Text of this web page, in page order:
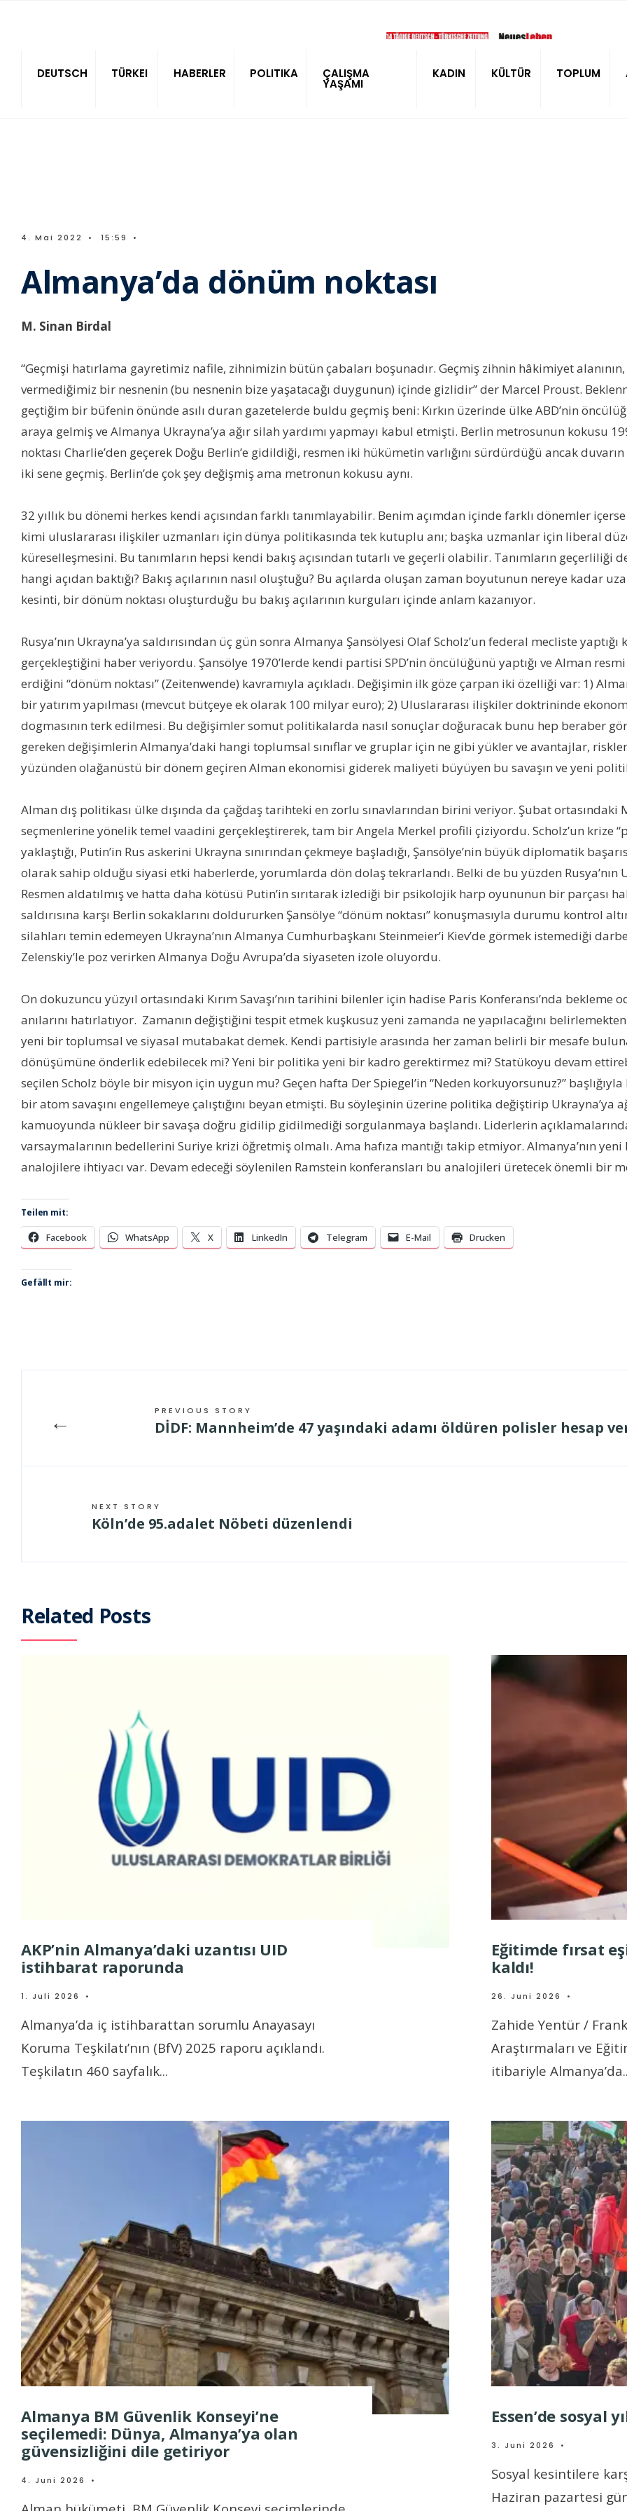
DEUTSCH TÜRKEI HABERLER POLITIKA ÇALIŞMA
YAŞAMI
KADIN KÜLTÜR TOPLUM
4. Mai 2022 • 15:59 •
Almanya’da dönüm noktası
M. Sinan Birdal
“Geçmişi hatırlama gayretimiz nafile, zihnimizin bütün çabaları boşunadır. Geçmiş zihnin hâkimiyet
vermediğimiz bir nesnenin (bu nesnenin bize yaşatacağı duygunun) içinde gizlidir” der Marcel Proust.
geçtiğim bir büfenin önünde asılı duran gazetelerde buldu geçmiş beni: Kırkın üzerinde ülke ABD’nin
araya gelmiş ve Almanya Ukrayna’ya ağır silah yardımı yapmayı kabul etmişti. Berlin metrosunun kokusu
noktası Charlie’den geçerek Doğu Berlin’e gidildiği, resmen iki hükümetin varlığını sürdürdüğü ancak
iki sene geçmiş. Berlin’de çok şey değişmiş ama metronun kokusu aynı.
32 yıllık bu dönemi herkes kendi açısından farklı tanımlayabilir. Benim açımdan içinde farklı dönemler
kimi uluslararası ilişkiler uzmanları için dünya politikasında tek kutuplu anı; başka uzmanlar için liberal
küreselleşmesini. Bu tanımların hepsi kendi bakış açısından tutarlı ve geçerli olabilir. Tanımların
hangi açıdan baktığı? Bakış açılarının nasıl oluştuğu? Bu açılarda oluşan zaman boyutunun nereye kadar
kesinti, bir dönüm noktası oluşturduğu bu bakış açılarının kurguları içinde anlam kazanıyor.
Rusya’nın Ukrayna’ya saldırısından üç gün sonra Almanya Şansölyesi Olaf Scholz’un federal mecliste
gerçekleştiğini haber veriyordu. Şansölye 1970’lerde kendi partisi SPD’nin öncülüğünü yaptığı ve Alman
erdiğini “dönüm noktası” (Zeitenwende) kavramıyla açıkladı. Değişimin ilk göze çarpan iki özelliği var: 1)
bir yatırım yapılması (mevcut bütçeye ek olarak 100 milyar euro); 2) Uluslararası ilişkiler doktrininde
dogmasının terk edilmesi. Bu değişimler somut politikalarda nasıl sonuçlar doğuracak bunu hep beraber
gereken değişimlerin Almanya’daki hangi toplumsal sınıflar ve gruplar için ne gibi yükler ve avantajlar, riskler
yüzünden olağanüstü bir dönem geçiren Alman ekonomisi giderek maliyeti büyüyen bu savaşın ve yeni
Alman dış politikası ülke dışında da çağdaş tarihteki en zorlu sınavlarından birini veriyor. Şubat ortasındaki
seçmenlerine yönelik temel vaadini gerçekleştirerek, tam bir Angela Merkel profili çiziyordu. Scholz’un krize
yaklaştığı, Putin’in Rus askerini Ukrayna sınırından çekmeye başladığı, Şansölye’nin büyük diplomatik
olarak sahip olduğu siyasi etki haberlerde, yorumlarda dön dolaş tekrarlandı. Belki de bu yüzden Rusya’nın
Resmen aldatılmış ve hatta daha kötüsü Putin’in sırıtarak izlediği bir psikolojik harp oyununun bir parçası
saldırısına karşı Berlin sokaklarını doldururken Şansölye “dönüm noktası” konuşmasıyla durumu kontrol
silahları temin edemeyen Ukrayna’nın Almanya Cumhurbaşkanı Steinmeier’i Kiev’de görmek istemediği
Zelenskiy’le poz verirken Almanya Doğu Avrupa’da siyaseten izole oluyordu.
On dokuzuncu yüzyıl ortasındaki Kırım Savaşı’nın tarihini bilenler için hadise Paris Konferansı’nda bekleme
anılarını hatırlatıyor. Zamanın değiştiğini tespit etmek kuşkusuz yeni zamanda ne yapılacağını
yeni bir toplumsal ve siyasal mutabakat demek. Kendi partisiyle arasında her zaman belirli bir mesafe
dönüşümüne önderlik edebilecek mi? Yeni bir politika yeni bir kadro gerektirmez mi? Statükoyu devam
seçilen Scholz böyle bir misyon için uygun mu? Geçen hafta Der Spiegel’in “Neden korkuyorsunuz?”
bir atom savaşını engellemeye çalıştığını beyan etmişti. Bu söyleşinin üzerine politika değiştirip Ukrayna’ya
kamuoyunda nükleer bir savaşa doğru gidilip gidilmediği sorgulanmaya başlandı. Liderlerin
varsaymalarının bedellerini Suriye krizi öğretmiş olmalı. Ama hafıza mantığı takip etmiyor. Almanya’nın
analojilere ihtiyacı var. Devam edeceği söylenilen Ramstein konferansları bu analojileri üretecek önemli bir
Teilen mit:
Facebook WhatsApp X LinkedIn Telegram E-Mail Drucken
Gefällt mir:
← PREVIOUS STORY
DİDF: Mannheim’de 47 yaşındaki adamı öldüren polisler hesap
NEXT STORY
Köln’de 95.adalet Nöbeti düzenlendi
Related Posts
AKP’nin Almanya’daki uzantısı UID
istihbarat raporunda
1. Juli 2026 •
Almanya’da iç istihbarattan sorumlu Anayasayı
Koruma Teşkilatı’nın (BfV) 2025 raporu açıklandı.
Teşkilatın 460 sayfalık...
Eğitimde fırsat
kaldı!
26. Juni 2026 •
Zahide Yentür /
Araştırmaları ve
itibariyle Almanya’da
Almanya BM Güvenlik Konseyi’ne
seçilemedi: Dünya, Almanya’ya olan
güvensizliğini dile getiriyor
4. Juni 2026 •
Essen’de sosyal
3. Juni 2026 •
Sosyal kesintilere
Haziran pazartesi